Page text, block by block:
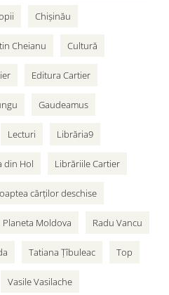
Chișinău
Cheianu Cultură
Editura Cartier
Gaudeamus
Lecturi Librăria9
din Hol Librăriile Cartier
cărților deschise
Planeta Moldova Radu Vancu
Tatiana Țîbuleac Top
Vasile Vasilache